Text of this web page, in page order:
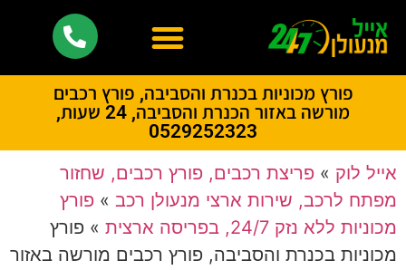
פורץ מכוניות בכנרת והסביבה, פורץ רכבים
מורשה באזור הכנרת והסביבה, 24 שעות,
0529252323
אייל לוק » פריצת רכבים, פורץ רכבים, שחזור
מפתח לרכב, שירות ארצי מנעולן רכב » פורץ
מכוניות ללא נזק 24/7, בפריסה ארצית
» פורץ
מכוניות בכנרת והסביבה, פורץ רכבים מורשה באזור